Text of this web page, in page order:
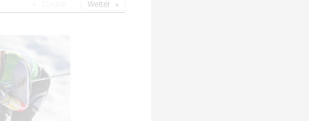
Weiter